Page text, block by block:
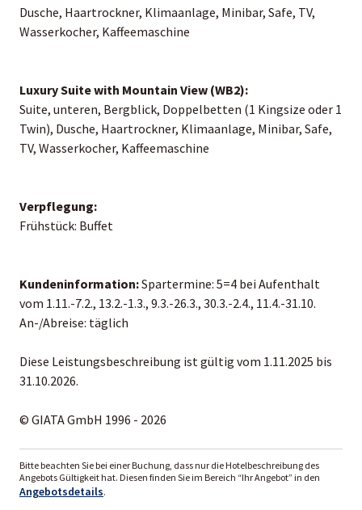
Dusche, Haartrockner, Klimaanlage, Minibar, Safe, TV,
Wasserkocher, Kaffeemaschine
Luxury Suite with Mountain View (WB2):
Suite, unteren, Bergblick, Doppelbetten (1 Kingsize oder 1
Twin), Dusche, Haartrockner, Klimaanlage, Minibar, Safe,
TV, Wasserkocher, Kaffeemaschine
Verpflegung:
Frühstück: Buffet
Kundeninformation:Spartermine: 5=4 bei Aufenthalt
vom 1.11.-7.2., 13.2.-1.3., 9.3.-26.3., 30.3.-2.4., 11.4.-31.10.
An-/Abreise: täglich
Diese Leistungsbeschreibung ist gültig vom 1.11.2025 bis
31.10.2026.
© GIATA GmbH 1996 - 2026
Bitte beachten Sie bei einer Buchung, dass nur die Hotelbeschreibung des
Angebots Gültigkeit hat. Diesen finden Sie im Bereich “Ihr Angebot” in den
Angebotsdetails.